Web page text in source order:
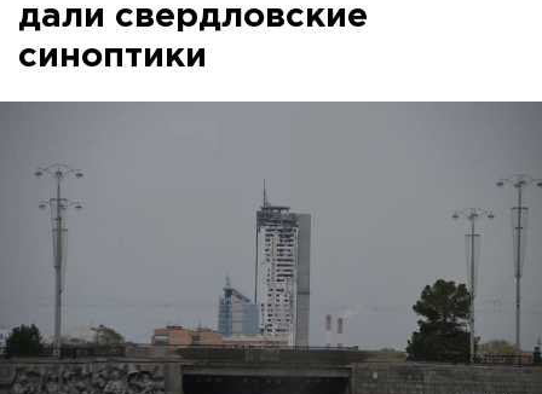
дали свердловские
синоптики